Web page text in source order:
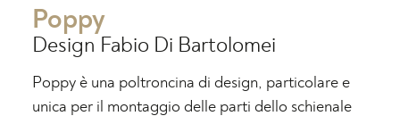
Poppy
Design Fabio Di Bartolomei
Poppy è una poltroncina di design, particolare e
unica per il montaggio delle parti dello schienale